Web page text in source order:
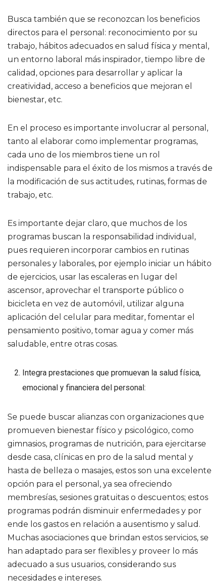
Busca también que se reconozcan los beneficios
directos para el personal: reconocimiento por su
trabajo, hábitos adecuados en salud física y mental,
un entorno laboral más inspirador, tiempo libre de
calidad, opciones para desarrollar y aplicar la
creatividad, acceso a beneficios que mejoran el
bienestar, etc.
En el proceso es importante involucrar al personal,
tanto al elaborar como implementar programas,
cada uno de los miembros tiene un rol
indispensable para el éxito de los mismos a través de
la modificación de sus actitudes, rutinas, formas de
trabajo, etc.
Es importante dejar claro, que muchos de los
programas buscan la responsabilidad individual,
pues requieren incorporar cambios en rutinas
personales y laborales, por ejemplo iniciar un hábito
de ejercicios, usar las escaleras en lugar del
ascensor, aprovechar el transporte público o
bicicleta en vez de automóvil, utilizar alguna
aplicación del celular para meditar, fomentar el
pensamiento positivo, tomar agua y comer más
saludable, entre otras cosas.
Integra prestaciones que promuevan la salud física,
emocional y financiera del personal:
Se puede buscar alianzas con organizaciones que
promueven bienestar físico y psicológico, como
gimnasios, programas de nutrición, para ejercitarse
desde casa, clínicas en pro de la salud mental y
hasta de belleza o masajes, estos son una excelente
opción para el personal, ya sea ofreciendo
membresías, sesiones gratuitas o descuentos; estos
programas podrán disminuir enfermedades y por
ende los gastos en relación a ausentismo y salud.
Muchas asociaciones que brindan estos servicios, se
han adaptado para ser flexibles y proveer lo más
adecuado a sus usuarios, considerando sus
necesidades e intereses.